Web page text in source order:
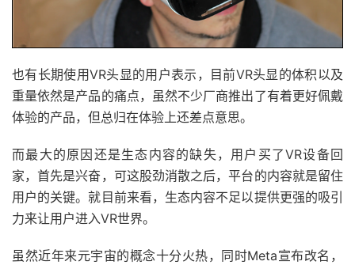
也有长期使用VR头显的用户表示，目前VR头显的体积以及
重量依然是产品的痛点，虽然不少厂商推出了有着更好佩戴
体验的产品，但总归在体验上还差点意思。
而最大的原因还是生态内容的缺失，用户买了VR设备回
家，首先是兴奋，可这股劲消散之后，平台的内容就是留住
用户的关键。就目前来看，生态内容不足以提供更强的吸引
力来让用户进入VR世界。
虽然近年来元宇宙的概念十分火热，同时Meta宣布改名，